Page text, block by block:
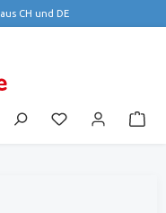
aus CH und DE
Du hast 0